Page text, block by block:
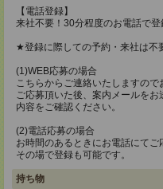
【電話登録】
来社不要！30分程度のお電話で登
★登録に際しての予約・来社は不
(1)WEB応募の場合
こちらからご連絡いたしますので
ご応募頂いた後、案内メールをお
内容をご確認ください。
(2)電話応募の場合
お時間のあるときにお電話にてご
その場で登録も可能です。
持ち物